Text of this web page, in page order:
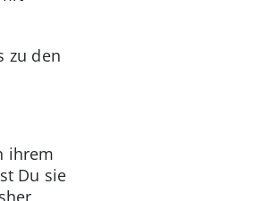
zu den
ihrem
Du sie